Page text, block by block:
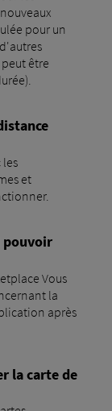
pour un
être
les
et
pouvoir
Vous
la
après
la carte de